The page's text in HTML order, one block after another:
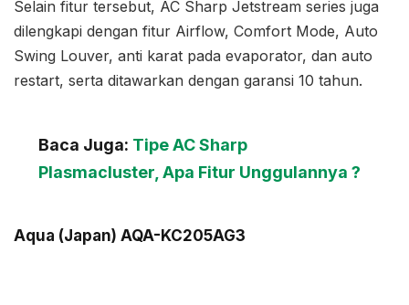
Selain fitur tersebut, AC Sharp Jetstream series juga
dilengkapi dengan fitur Airflow, Comfort Mode, Auto
Swing Louver, anti karat pada evaporator, dan auto
restart, serta ditawarkan dengan garansi 10 tahun.
Baca Juga: Tipe AC Sharp
Plasmacluster, Apa Fitur Unggulannya ?
Aqua (Japan) AQA-KC205AG3